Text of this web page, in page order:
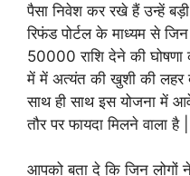
पैसा निवेश कर रखे हैं उन्हें
रिफंड पोर्टल के माध्यम से
50000 राशि देने की
में में अत्यंत की खुशी की लहर
साथ ही साथ इस योजना में
तौर पर फायदा मिलने वाला है |
आपको बता दे कि जिन लोगों